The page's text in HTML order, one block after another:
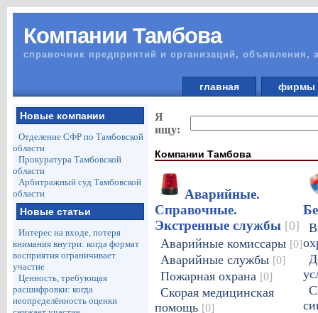
Компании Тамбова
справочник предприятий и организаций, объявления,
главная
Новые компании
Отделение СФР по Тамбовской
области
Прокуратура Тамбовской
области
Арбитражный суд Тамбовской
области
Новые статьи
Интерес на входе, потеря
внимания внутри: когда формат
восприятия ограничивает
участие
Ценность, требующая
расшифровки: когда
неопределённость оценки
Я
ищу:
Компании Тамбова
Аварийные.
Справочные.
Экстренные службы [0]
Аварийные комиссары [0]
Аварийные службы [0]
Пожарная охрана [0]
Скорая медицинская
помощь [0]